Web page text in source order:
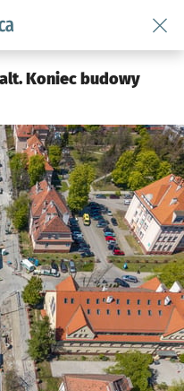
Dla mieszkańca
Koniec budowy